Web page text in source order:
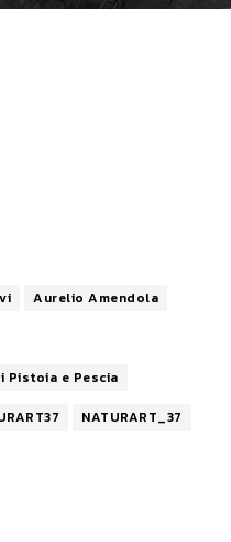
Aurelio Amendola
Pistoia e Pescia
NATURART_37